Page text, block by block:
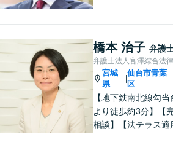
対応可能】丁寧かつ
応でお悩みを解決し
【明朗な料金体系
ご相談下さい。
橋本 治子 弁護
弁護士法人官澤綜合法
宮城
県
|
仙台市青葉
区
【地下鉄南北線勾
より徒歩約3分】【
相談】【法テラス適